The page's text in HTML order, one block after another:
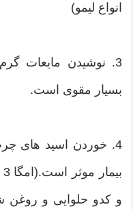
انواع لیمو)
3. نوشیدن مایعات
بسیار مقوی است.